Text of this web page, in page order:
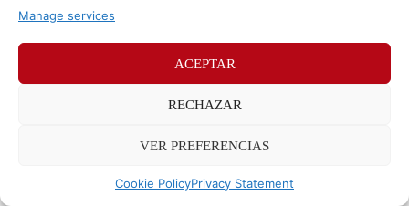
Manage services
ACEPTAR
RECHAZAR
VER PREFERENCIAS
Cookie PolicyPrivacy Statement